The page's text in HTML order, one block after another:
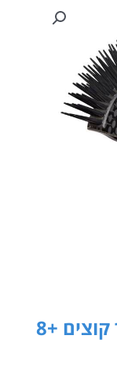
קסדה לנוער פיראט שחור קוצים +8